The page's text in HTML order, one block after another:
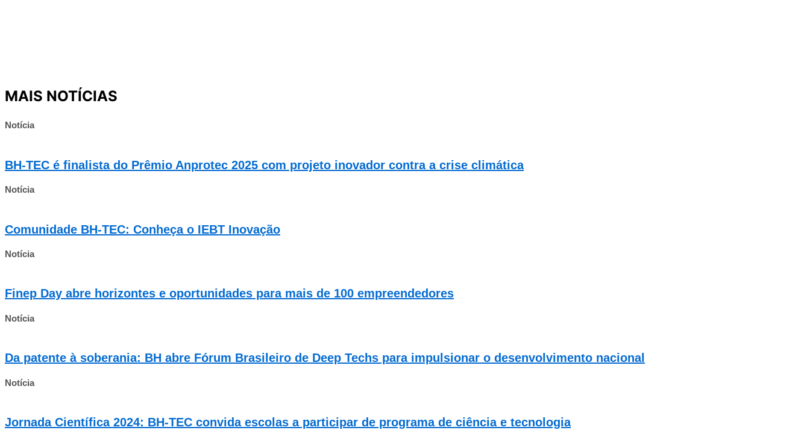
MAIS NOTÍCIAS
Notícia
BH-TEC é finalista do Prêmio Anprotec 2025 com projeto inovador contra a crise climática
Notícia
Comunidade BH-TEC: Conheça o IEBT Inovação
Notícia
Finep Day abre horizontes e oportunidades para mais de 100 empreendedores
Notícia
Da patente à soberania: BH abre Fórum Brasileiro de Deep Techs para impulsionar o desenvolvimento nacional
Notícia
Jornada Científica 2024: BH-TEC convida escolas a participar de programa de ciência e tecnologia